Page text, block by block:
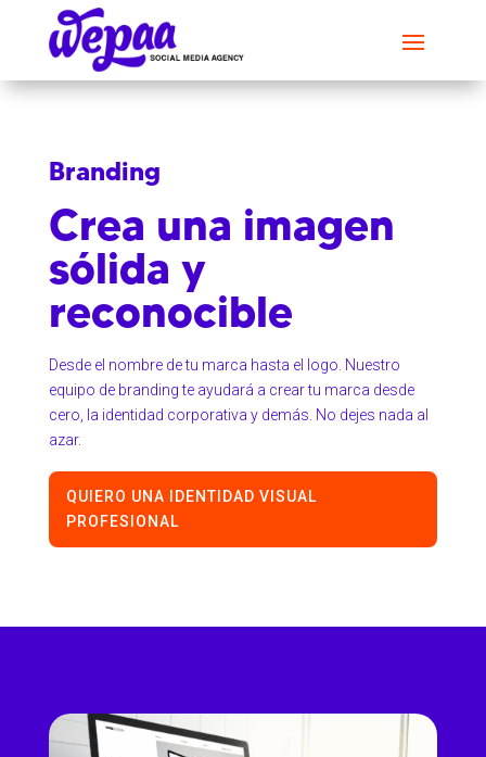
Branding
Crea una imagen
sólida y
reconocible
Desde el nombre de tu marca hasta el logo. Nuestro
equipo de branding te ayudará a crear tu marca desde
cero, la identidad corporativa y demás. No dejes nada al
azar.
QUIERO UNA IDENTIDAD VISUAL
PROFESIONAL